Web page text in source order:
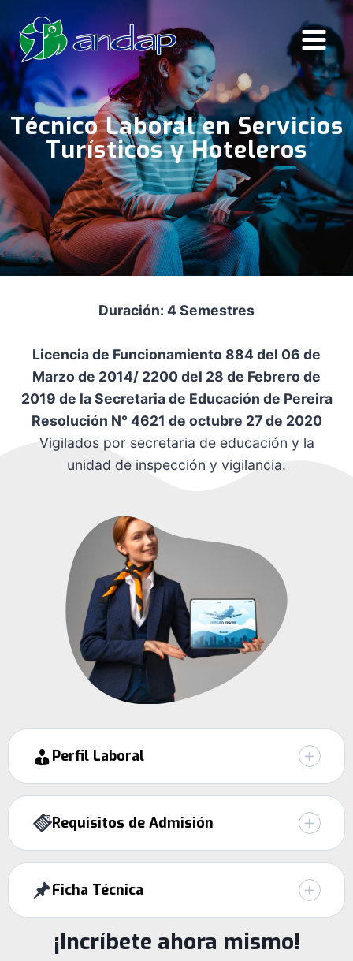
contenido
Técnico Laboral en Servicios
Turísticos y Hoteleros
Duración: 4 Semestres
Licencia de Funcionamiento 884 del 06 de
Marzo de 2014/ 2200 del 28 de Febrero de
2019 de la Secretaria de Educación de Pereira
Resolución N° 4621 de octubre 27 de 2020
Vigilados por secretaria de educación y la
unidad de inspección y vigilancia.
Perfil Laboral
Requisitos de Admisión
Ficha Técnica
¡Incríbete ahora mismo!